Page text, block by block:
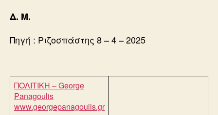
Δ. Μ.
Πηγή : Ριζοσπάστης 8 – 4 – 2025
ΠΟΛΙΤΙΚΗ – George
Panagoulis
www.georgepanagoulis.gr